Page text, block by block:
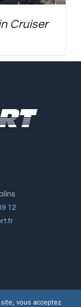
Cruiser
12
vous acceptez